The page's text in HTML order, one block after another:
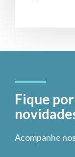
Fique
Acompanhe